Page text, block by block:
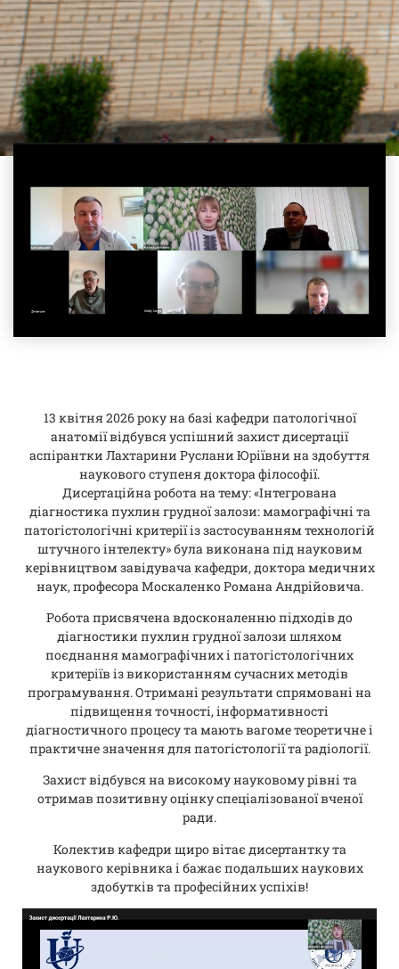
13 квітня 2026 року на базі кафедри патологічної
анатомії відбувся успішний захист дисертації
аспірантки Лахтарини Руслани Юріївни на здобуття
наукового ступеня доктора філософії.
Дисертаційна робота на тему: «Інтегрована
діагностика пухлин грудної залози: мамографічні та
патогістологічні критерії із застосуванням технологій
штучного інтелекту» була виконана під науковим
керівництвом завідувача кафедри, доктора медичних
наук, професора Москаленко Романа Андрійовича.
Робота присвячена вдосконаленню підходів до
діагностики пухлин грудної залози шляхом
поєднання мамографічних і патогістологічних
критеріїв із використанням сучасних методів
програмування. Отримані результати спрямовані на
підвищення точності, інформативності
діагностичного процесу та мають вагоме теоретичне і
практичне значення для патогістології та радіології.
Захист відбувся на високому науковому рівні та
отримав позитивну оцінку спеціалізованої вченої
ради.
Колектив кафедри щиро вітає дисертантку та
наукового керівника і бажає подальших наукових
здобутків та професійних успіхів!